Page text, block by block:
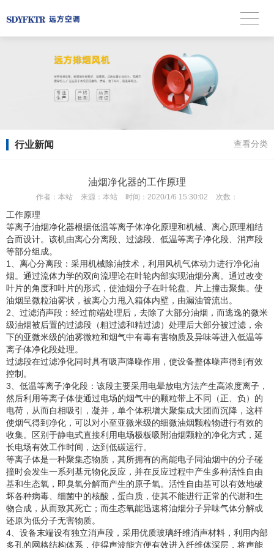
行业新闻 查看分类
油烟净化器的工作原理
作者： 本站 来源： 本站 时间： 2020/1/6 15:30:02 次数：
工作原理
等离子油烟净化器根据低温等离子体净化原理和机械、离心原理相结
合而设计。该机由离心分离段、过滤段、低温等离子净化段、消声段
等部分组成。
1、离心分离段：采用机械除油技术，利用风机气体动力进行净化油
烟。通过流体力学的双向流理论在叶轮内部实现油烟分离。通过改变
叶片的角度和叶片的形式，使油烟分子在叶轮盘、片上撞击聚集。使
油烟呈微粒油雾状，被离心力甩入箱体内壁，由漏油管流出。
2、过滤消声段：经过前端处理后，去除了大部分油烟，而逃逸的微米
级油烟被后置的过滤段（粗过滤和精过滤）处理后大部分被过滤，余
下的亚微米级的油雾微粒和烟气中有毒有害物质及异味等进入低温等
离子体净化段处理。
过滤段在过滤净化同时具有吸声降噪作用，使设备整体噪声得到有效
控制。
3、低温等离子净化段：该段主要采用电晕放电方法产生高浓度离子，
然后利用等离子体使通过电场的烟气中的颗粒带上不同（正、负）的
电荷，从而自相吸引，凝并，单个体积增大聚集成大团而沉降，这样
使烟气得到净化，可以对小至亚微米级的细微油烟颗粒物进行有效的
收集。区别于静电式直接利用电场极板吸附油烟颗粒的净化方式，延
长电场有效工作时间，达到低碳运行。
等离子体是一种聚集态物质，其所拥有的高能电子同油烟中的分子碰
撞时会发生一系列基元物化反应，并在反应过程中产生多种活性自由
基和生态氧，即臭氧分解而产生的原子氧。活性自由基可以有效地破
坏各种病毒、细菌中的核酸，蛋白质，使其不能进行正常的代谢和生
物合成，从而致其死亡；而生态氧能迅速将油烟分子异味气体分解或
还原为低分子无害物质。
4、设备末端设有独立消声段，采用优质玻璃纤维消声材料，利用内部
多孔的网格结构体系，使得声波能方便有效进入纤维体深层，将声能